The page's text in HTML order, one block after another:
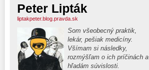
Peter Lipták
liptakpeter.blog.pravda.sk
Som všeobecný praktik,
lekár, pešiak medicíny.
Všímam si následky,
rozmýšľam o ich príčinách a
hľadám súvislosti.